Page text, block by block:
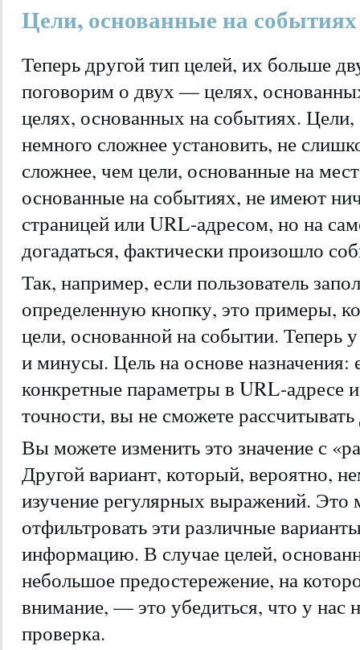
Цели, основанные на событиях
Теперь другой тип целей, их больше
поговорим о двух — целях,
целях, основанных на событиях.
немного сложнее установить, не
сложнее, чем цели, основанные на
основанные на событиях, не имеют
страницей или URL-адресом, но на
догадаться, фактически произошло
Так, например, если пользователь
определенную кнопку, это примеры,
цели, основанной на событии. Теперь
и минусы. Цель на основе назначения:
конкретные параметры в URL-адресе
точности, вы не сможете
Вы можете изменить это значение с
Другой вариант, который, вероятно,
изучение регулярных выражений.
отфильтровать эти различные
информацию. В случае целей,
небольшое предостережение, на
внимание, — это убедиться, что у нас
проверка.